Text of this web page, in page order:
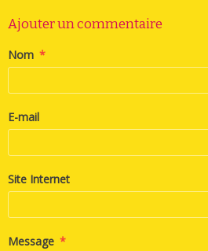
Ajouter un commentaire
Nom
E-mail
Site Internet
Message